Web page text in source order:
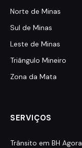
Norte de Minas
Sul de Minas
Leste de Minas
Triângulo Mineiro
Zona da Mata
SERVIÇOS
Trânsito em BH Agora